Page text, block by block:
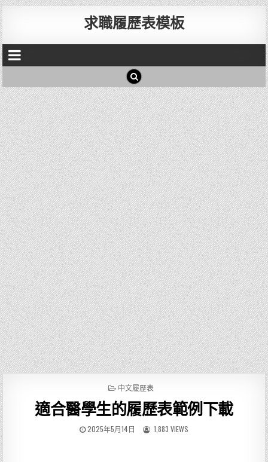
求職履歷表模板
P
S
T
E
中文履歷表
適合醫學生的履歷表範例下載
2025年5月14日 1,883 VIEWS